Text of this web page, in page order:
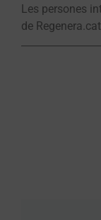
Les persones
de